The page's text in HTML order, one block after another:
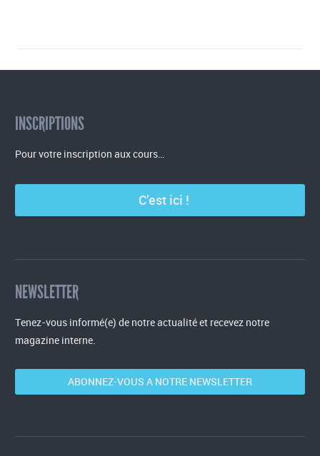
INSCRIPTIONS
Pour votre inscription aux cours…
C’est ici !
NEWSLETTER
Tenez-vous informé(e) de notre actualité et recevez notre
magazine interne.
ABONNEZ-VOUS A NOTRE NEWSLETTER